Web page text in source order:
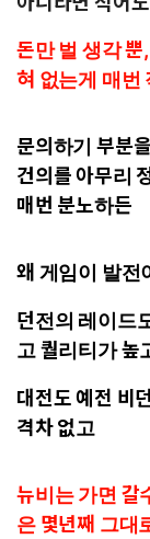
돈만 벌 생각
혀 없는게 매번
문의하기 부분
건의를 아무리
매번 분노하든
왜 게임이 발전
던전의 레이드
고 퀄리티가 높
대전도 예전 비
격차 없고
뉴비는 가면 갈
은 몇년째 그대